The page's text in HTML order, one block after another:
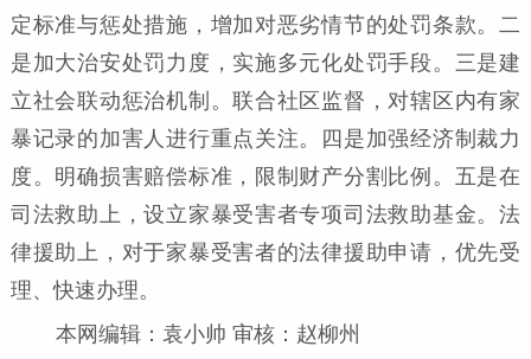
定标准与惩处措施，增加对恶劣情节的处罚条款。二
是加大治安处罚力度，实施多元化处罚手段。三是建
立社会联动惩治机制。联合社区监督，对辖区内有家
暴记录的加害人进行重点关注。四是加强经济制裁力
度。明确损害赔偿标准，限制财产分割比例。五是在
司法救助上，设立家暴受害者专项司法救助基金。法
律援助上，对于家暴受害者的法律援助申请，优先受
理、快速办理。
本网编辑：袁小帅 审核：赵柳州